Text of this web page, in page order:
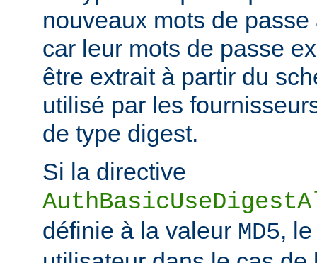
nouveaux mots de
car leur mots de passe
être extrait à partir du
utilisé par les
de type digest.
Si la directive
définie à la valeur MD5,